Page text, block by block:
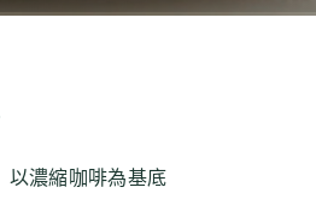
以濃縮咖啡為基底